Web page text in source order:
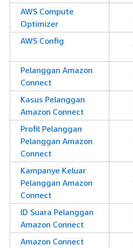
AWS Compute
Optimizer
AWS Config
Pelanggan Amazon
Connect
Kasus Pelanggan
Amazon Connect
Profil Pelanggan
Pelanggan Amazon
Connect
Kampanye Keluar
Pelanggan Amazon
Connect
ID Suara Pelanggan
Amazon Connect
Amazon Connect